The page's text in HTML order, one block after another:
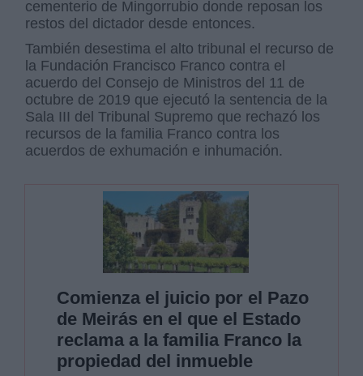
cementerio de Mingorrubio donde reposan los
restos del dictador desde entonces.
También desestima el alto tribunal el recurso de
la Fundación Francisco Franco contra el
acuerdo del Consejo de Ministros del 11 de
octubre de 2019 que ejecutó la sentencia de la
Sala III del Tribunal Supremo que rechazó los
recursos de la familia Franco contra los
acuerdos de exhumación e inhumación.
Comienza el juicio por el Pazo
de Meirás en el que el Estado
reclama a la familia Franco la
propiedad del inmueble